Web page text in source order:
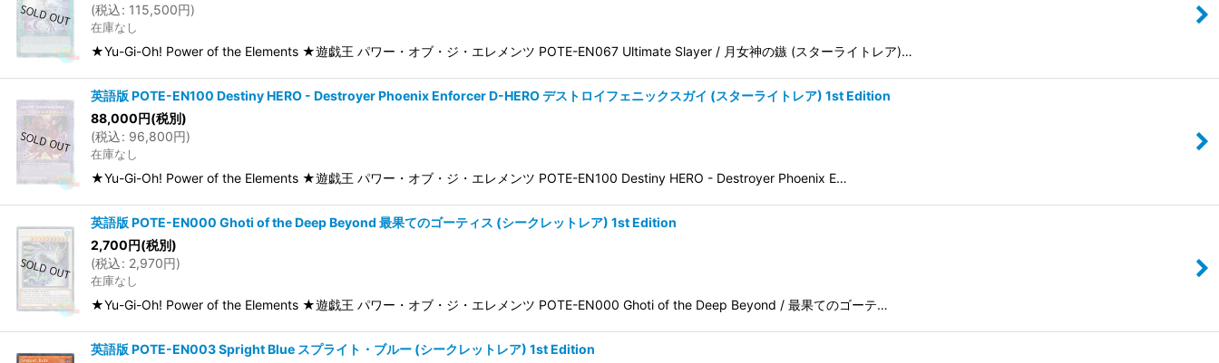
(税込: 115,500円)
在庫なし
★Yu-Gi-Oh! Power of the Elements ★遊戯王 パワー・オブ・ジ・エレメンツ POTE-EN067 Ultimate Slayer / 月女神の鏃 (スターライトレア)…
英語版 POTE-EN100 Destiny HERO - Destroyer Phoenix Enforcer D-HERO デストロイフェニックスガイ (スターライトレア) 1st Edition
88,000円(税別)
(税込: 96,800円)
在庫なし
★Yu-Gi-Oh! Power of the Elements ★遊戯王 パワー・オブ・ジ・エレメンツ POTE-EN100 Destiny HERO - Destroyer Phoenix E…
英語版 POTE-EN000 Ghoti of the Deep Beyond 最果てのゴーティス (シークレットレア) 1st Edition
2,700円(税別)
(税込: 2,970円)
在庫なし
★Yu-Gi-Oh! Power of the Elements ★遊戯王 パワー・オブ・ジ・エレメンツ POTE-EN000 Ghoti of the Deep Beyond / 最果てのゴーテ…
英語版 POTE-EN003 Spright Blue スプライト・ブルー (シークレットレア) 1st Edition